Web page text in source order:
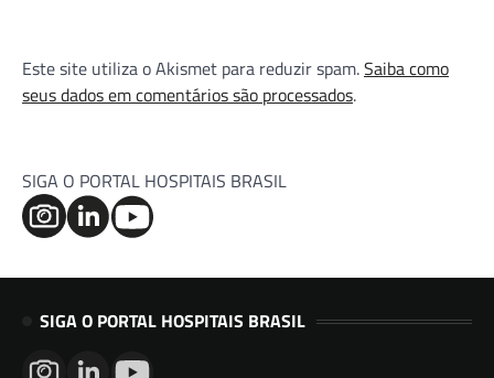
Este site utiliza o Akismet para reduzir spam.Saiba como
seus dados em comentários são processados.
SIGA O PORTAL HOSPITAIS BRASIL
SIGA O PORTAL HOSPITAIS BRASIL